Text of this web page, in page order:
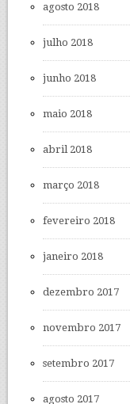
agosto 2018
julho 2018
junho 2018
maio 2018
abril 2018
março 2018
fevereiro 2018
janeiro 2018
dezembro 2017
novembro 2017
setembro 2017
agosto 2017